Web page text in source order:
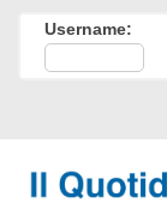
Username: